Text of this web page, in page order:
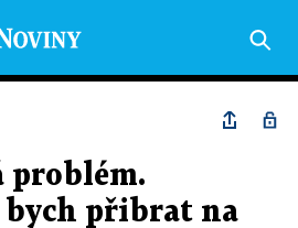
problém.
bych přibrat na